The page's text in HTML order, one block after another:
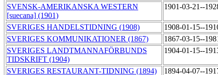
SVENSK-AMERIKANSKA WESTERN
[suecana] (1901)
1901-03-21--
SVERIGES HANDELSTIDNING (1908)
1908-01-15--
SVERIGES KOMMUNIKATIONER (1867)
1867-03-15--
SVERIGES LANDTMANNAFÖRBUNDS
TIDSKRIFT (1904)
1904-01-15--
SVERIGES RESTAURANT-TIDNING (1894)
1894-04-07--